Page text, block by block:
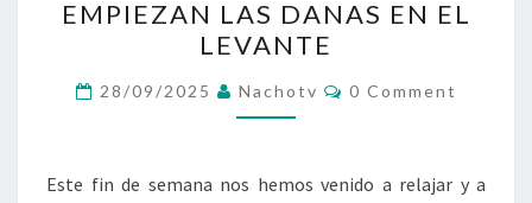
LAS
DANAS
EN
EL
EMPIEZAN LAS DANAS EN EL
LEVANTE
28/09/2025 Nachotv Comments
0 Comment
Este fin de semana nos hemos venido a relajar y a